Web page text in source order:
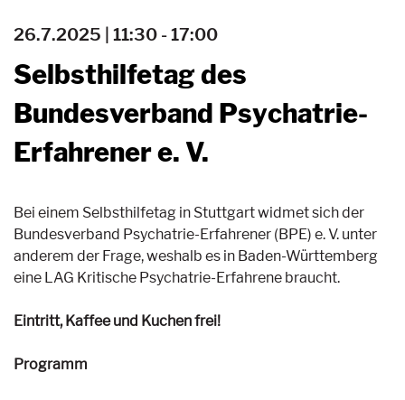
26.7.2025 | 11:30 - 17:00
Selbsthilfetag des
Bundesverband Psychatrie-
Erfahrener e. V.
Bei einem Selbsthilfetag in Stuttgart widmet sich der
Bundesverband Psychatrie-Erfahrener (BPE) e. V. unter
anderem der Frage, weshalb es in Baden-Württemberg
eine LAG Kritische Psychatrie-Erfahrene braucht.
Eintritt, Kaffee und Kuchen frei!
Programm